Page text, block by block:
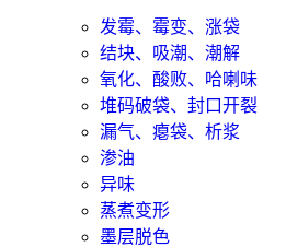
发霉、霉变、涨袋
结块、吸潮、潮解
氧化、酸败、哈喇味
堆码破袋、封口开裂
漏气、瘪袋、析浆
渗油
异味
蒸煮变形
墨层脱色